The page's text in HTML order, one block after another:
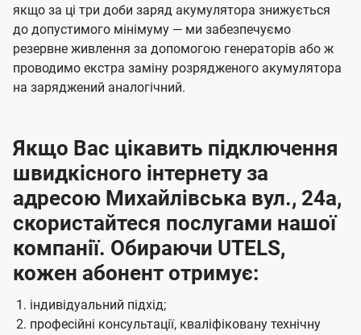
якщо за ці три доби заряд акумулятора знижується
до допустимого мінімуму — ми забезпечуємо
резервне живлення за допомогою генераторів або ж
проводимо екстра заміну розрядженого акумулятора
на заряджений аналогічний.
Якщо Вас цікавить підключення
швидкісного інтернету за
адресою Михайлівська вул., 24а,
скористайтеся послугами нашої
компанії. Обираючи UTELS,
кожен абонент отримує:
індивідуальний підхід;
професійні консультації, кваліфіковану технічну